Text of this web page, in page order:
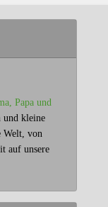
Papa und
und kleine
Welt, von
auf unsere